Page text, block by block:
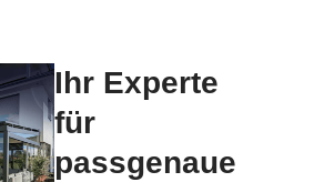
Ihr Experte
für
passgenaue